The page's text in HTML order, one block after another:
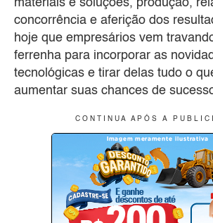
materiais e soluções, produção,
concorrência e aferição dos
hoje que empresários vem
ferrenha para incorporar as
tecnológicas e tirar delas tudo o
aumentar suas chances de
C O N T I N U A A P Ó S A P U B L I C I